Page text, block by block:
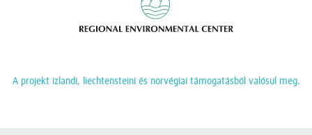
A projekt izlandi, liechtensteini és norvégiai támogatásból valósul meg.